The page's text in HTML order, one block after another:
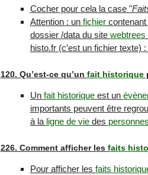
Cocher pour cela la case "
Attention : un fichiercontenant
dossier /data du site webtrees
histo.fr (c’est un fichier texte) :
120. Qu’est-ce qu’un fait historique
Un fait historiqueest un
importants peuvent être
à la ligne de viedes personnes
226. Comment afficher les faits
Pour afficher les faits